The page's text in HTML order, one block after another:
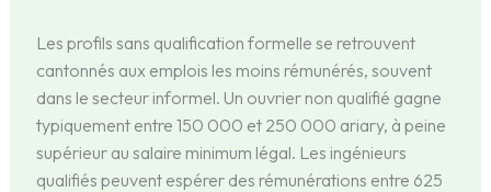
Les profils sans qualification formelle se retrouvent
cantonnés aux emplois les moins rémunérés, souvent
dans le secteur informel. Un ouvrier non qualifié gagne
typiquement entre 150 000 et 250 000 ariary, à peine
supérieur au salaire minimum légal. Les ingénieurs
qualifiés peuvent espérer des rémunérations entre 625